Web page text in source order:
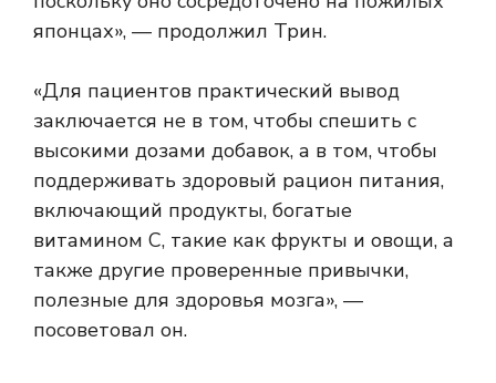
японцах», — продолжил Трин.
«Для пациентов практический вывод
заключается не в том, чтобы спешить с
высокими дозами добавок, а в том, чтобы
поддерживать здоровый рацион питания,
включающий продукты, богатые
витамином С, такие как фрукты и овощи, а
также другие проверенные привычки,
полезные для здоровья мозга», —
посоветовал он.